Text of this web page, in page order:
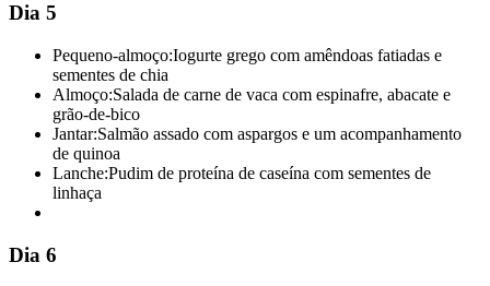
Dia 5
Pequeno-almoço:Iogurte grego com amêndoas fatiadas e
sementes de chia
Almoço:Salada de carne de vaca com espinafre, abacate e
grão-de-bico
Jantar:Salmão assado com aspargos e um acompanhamento
de quinoa
Lanche:Pudim de proteína de caseína com sementes de
linhaça
Dia 6